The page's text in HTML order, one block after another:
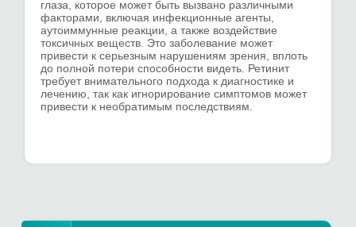
глаза, которое может быть вызвано различными
факторами, включая инфекционные агенты,
аутоиммунные реакции, а также воздействие
токсичных веществ. Это заболевание может
привести к серьезным нарушениям зрения, вплоть
до полной потери способности видеть. Ретинит
требует внимательного подхода к диагностике и
лечению, так как игнорирование симптомов может
привести к необратимым последствиям.